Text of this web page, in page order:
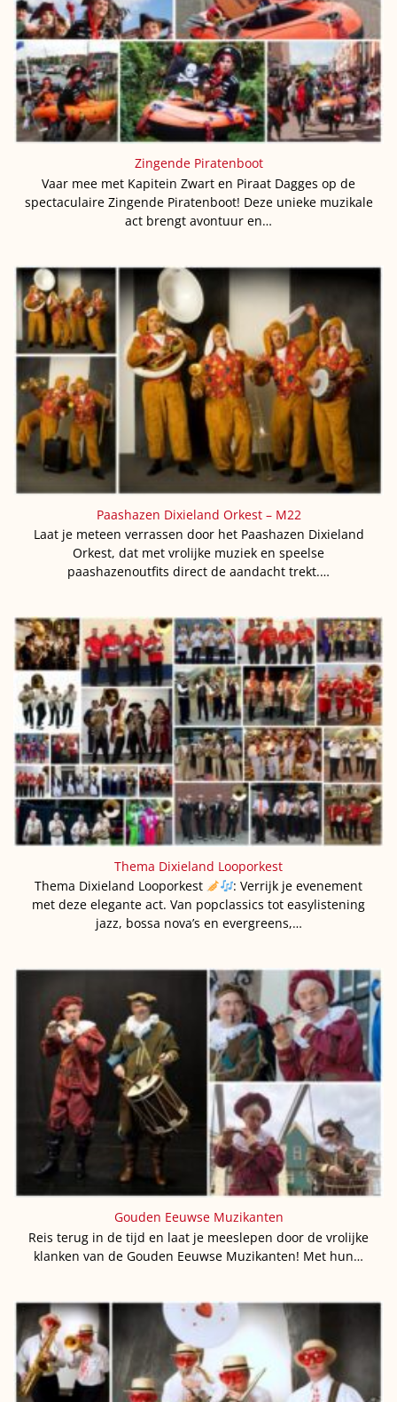
Zingende Piratenboot
Vaar mee met Kapitein Zwart en Piraat Dagges op de
spectaculaire Zingende Piratenboot! Deze unieke muzikale
act brengt avontuur en…
Paashazen Dixieland Orkest – M22
Laat je meteen verrassen door het Paashazen Dixieland
Orkest, dat met vrolijke muziek en speelse
paashazenoutfits direct de aandacht trekt.…
Thema Dixieland Looporkest
Thema Dixieland Looporkest
: Verrijk je evenement
met deze elegante act. Van popclassics tot easylistening
jazz, bossa nova’s en evergreens,…
Gouden Eeuwse Muzikanten
Reis terug in de tijd en laat je meeslepen door de vrolijke
klanken van de Gouden Eeuwse Muzikanten! Met hun…